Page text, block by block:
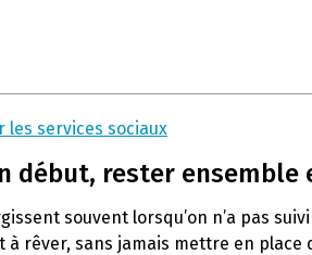
les services sociaux
début, rester
souvent lorsqu’on n’a pas
à rêver, sans jamais mettre en